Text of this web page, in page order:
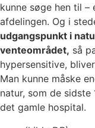
kunne søge hen til –
afdelingen. Og i
udgangspunkt i
venteområdet, så
hypersensitive,
Man kunne måske
natur, som de
det gamle hospital.